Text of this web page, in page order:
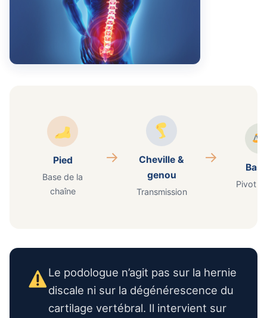
Pied
Base de la
chaîne
→
Cheville &
genou
Transmission
→
Pivot
Le podologue n’agit pas sur la hernie
discale ni sur la dégénérescence du
cartilage vertébral. Il intervient sur